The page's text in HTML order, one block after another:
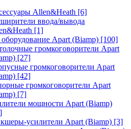
Allen&Heath [6]
ввода/вывода
[1]
оборудование Apart (Biamp) [100]
громкоговорители Apart
[27]
громкоговорители Apart
[42]
громкоговорители Apart
[7]
мощности Apart (Biamp)
усилители Apart (Biamp) [3]